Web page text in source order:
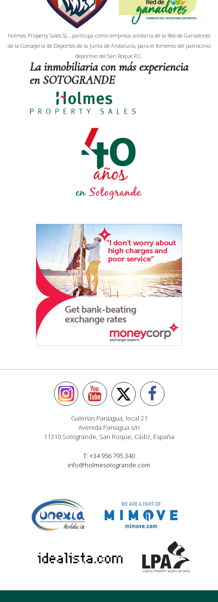
La inmobiliaria con más experiencia
en SOTOGRANDE
Holmes Property Sales SL , participa como empresa solidaria de la Red de Ganadores
de la Consejería de Deportes de la Junta de Andalucía, para el fomento del patrocinio
deportivo del San Roque R.C.
Galerías Paniagua, local 21
Avenida Paniagua s/n
11310 Sotogrande, San Roque, Cádiz, España
T: +34 956 795 340
info@holmesotogrande.com